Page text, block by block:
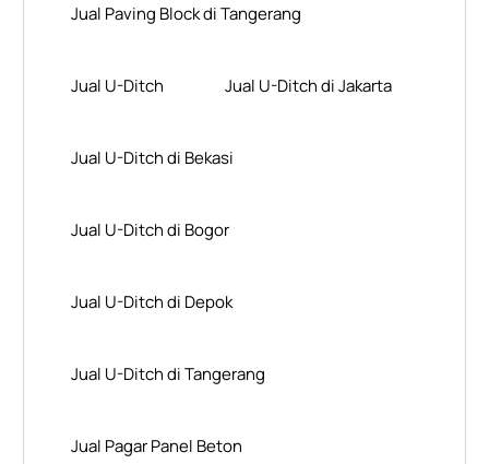
Jual Paving Block di Tangerang
Jual U-Ditch Jual U-Ditch di Jakarta
Jual U-Ditch di Bekasi
Jual U-Ditch di Bogor
Jual U-Ditch di Depok
Jual U-Ditch di Tangerang
Jual Pagar Panel Beton